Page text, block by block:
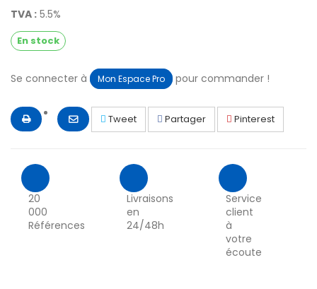
TVA : 5.5%
En stock
Se connecter à Mon Espace Pro pour commander !
Tweet Partager Pinterest
20
000
Références
Livraisons
en
24/48h
Service
client
à
votre
écoute